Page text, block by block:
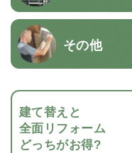
その他
建て替えと
全面リフォーム
どっちがお得?